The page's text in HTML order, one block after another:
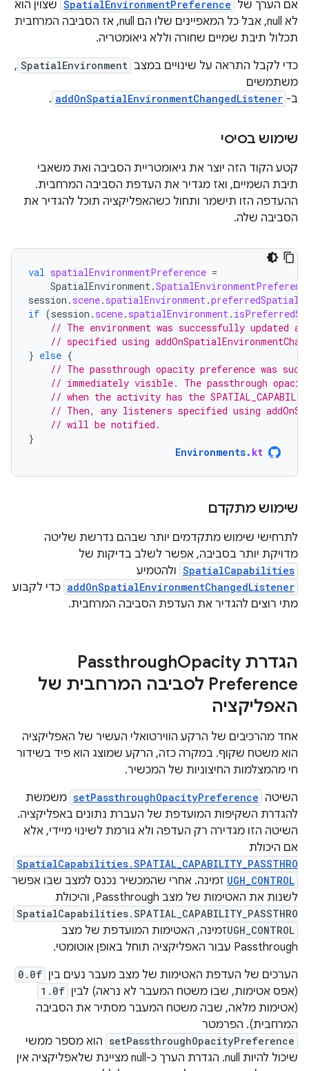
אם הערך של SpatialEnvironmentPreference שצוין הוא
לא null, אבל כל המאפיינים שלו הם null, אז הסביבה המרחבית
תכלול תיבת שמיים שחורה וללא גיאומטריה.
כדי לקבל התראה על שינויים במצב SpatialEnvironment
,
משתמשים
ב- addOnSpatialEnvironmentChangedListener
.
שימוש בסיסי
קטע הקוד הזה יוצר את גיאומטריית הסביבה ואת משאבי
תיבת השמיים, ואז מגדיר את העדפת הסביבה המרחבית.
ההעדפה הזו תישמר ותחול כשהאפליקציה תוכל להגדיר את
הסביבה שלה.
val spatialEnvironmentPreference =
SpatialEnvironment.
session . scene. spatialEnvironment.
if (session . scene. spatialEnvironment.
// The environment was successfully updated
// specified using
} else {
// The passthrough opacity preference was
// immediately visible. The passthrough
// when the activity has the
// Then, any listeners specified using
// will be notified.
}
Environments. kt
שימוש מתקדם
לתרחישי שימוש מתקדמים יותר שבהם נדרשת שליטה
מדויקת יותר בסביבה, אפשר לשלב בדיקות של
SpatialCapabilities ולהטמיע
addOnSpatialEnvironmentChangedListener כדי לקבוע
מתי רוצים להגדיר את העדפת הסביבה המרחבית.
הגדרת Passthrough Opacity
Preference לסביבה המרחבית של
האפליקציה
אחד מהרכיבים של הרקע הווירטואלי העשיר של האפליקציה
הוא משטח שקוף. במקרה כזה, הרקע שמוצג הוא פיד בשידור
חי מהמצלמות החיצוניות של המכשיר.
השיטה setPassthroughOpacityPreference משמשת
להגדרת השקיפות המועדפת של העברת נתונים באפליקציה.
השיטה הזו מגדירה רק העדפה ולא גורמת לשינוי מיידי, אלא
אם היכולת
SpatialCapabilities.SPATIAL_CAPABILITY_PASSTHRO
UGH_CONTROL זמינה. אחרי שהמכשיר נכנס למצב שבו אפשר
לשנות את האטימות של מצב Passthrough, והיכולת
SpatialCapabilities.SPATIAL_CAPABILITY_PASSTHRO
UGH_CONTROLזמינה, האטימות המועדפת של מצב
Passthrough עבור האפליקציה תוחל באופן אוטומטי.
הערכים של העדפת האטימות של מצב מעבר נעים בין 0.0f
(אפס אטימות, שבו משטח המעבר לא נראה) לבין 1.0f
(אטימות מלאה, שבה משטח המעבר מסתיר את הסביבה
המרחבית). הפרמטר
setPassthroughOpacityPreference הוא מספר ממשי
שיכול להיות null. הגדרת הערך כ-null מציינת שלאפליקציה אין